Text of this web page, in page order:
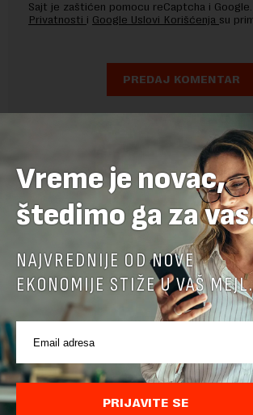
Sajt je zaštićen pomocu reCaptcha i Google.
Privatnosti i Google Uslovi Korišćenja su
POVEZANI SADRŽAJI
Vreme je novac,
štedimo ga za
NAJVREDNIJE OD NOVE
EKONOMIJE STIŽE U VAŠ
PRIJAVITE SE